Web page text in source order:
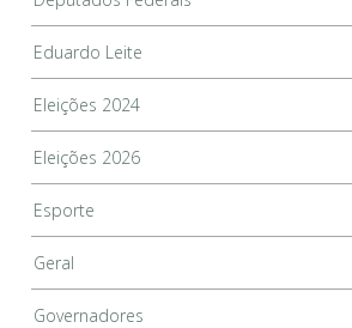
Eduardo Leite
Eleições 2024
Eleições 2026
Esporte
Geral
Governadores